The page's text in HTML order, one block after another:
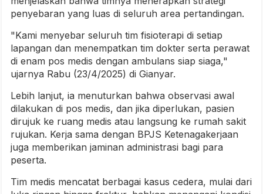
penyebaran yang luas di seluruh area pertandingan.
"Kami menyebar seluruh tim fisioterapi di setiap
lapangan dan menempatkan tim dokter serta perawat
di enam pos medis dengan ambulans siap siaga,"
ujarnya Rabu (23/4/2025) di Gianyar.
Lebih lanjut, ia menuturkan bahwa observasi awal
dilakukan di pos medis, dan jika diperlukan, pasien
dirujuk ke ruang medis atau langsung ke rumah sakit
rujukan. Kerja sama dengan BPJS Ketenagakerjaan
juga memberikan jaminan administrasi bagi para
peserta.
Tim medis mencatat berbagai kasus cedera, mulai dari